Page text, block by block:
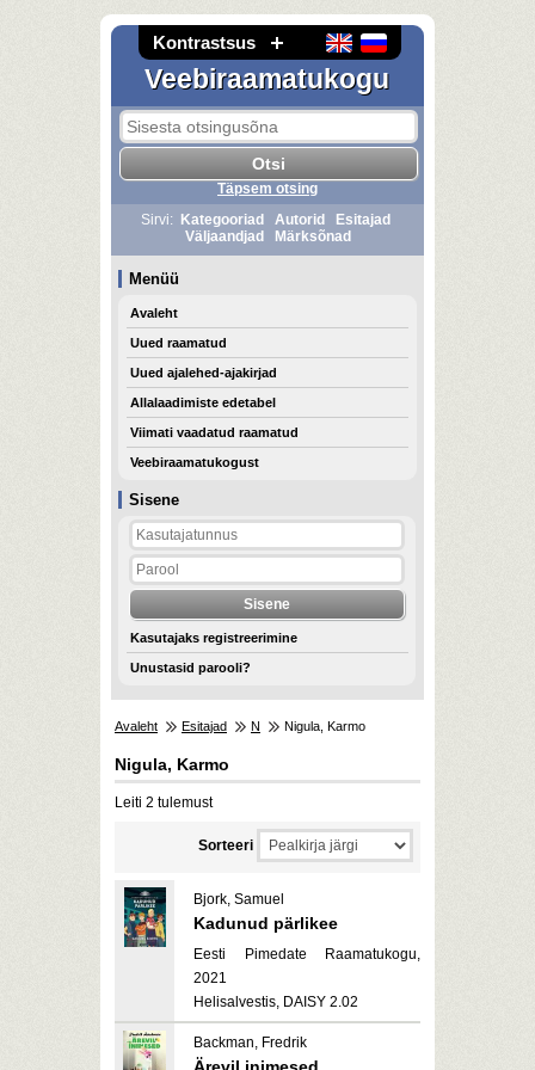
Kontrastsus
Veebiraamatukogu
Sisene
Kasutajaks registreerimine
Unustasid parooli?
Täpsem otsing
Sirvi:
Kategooriad Autorid
Esitajad
Väljaandjad
Märksõnad
Menüü
Avaleht
Uued raamatud
Uued ajalehed-ajakirjad
Allalaadimiste edetabel
Viimati vaadatud raamatud
Veebiraamatukogust
Avaleht Esitajad N Nigula, Karmo
Nigula, Karmo
Leiti 2 tulemust
Sorteeri
Bjork, Samuel
Kadunud pärlikee
Eesti Pimedate Raamatukogu,
2021
Helisalvestis, DAISY 2.02
Backman, Fredrik